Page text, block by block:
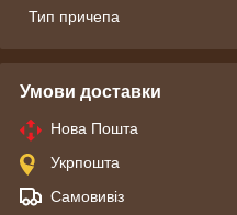
Тип причепа
Умови доставки
Нова Пошта
Укрпошта
Самовивіз